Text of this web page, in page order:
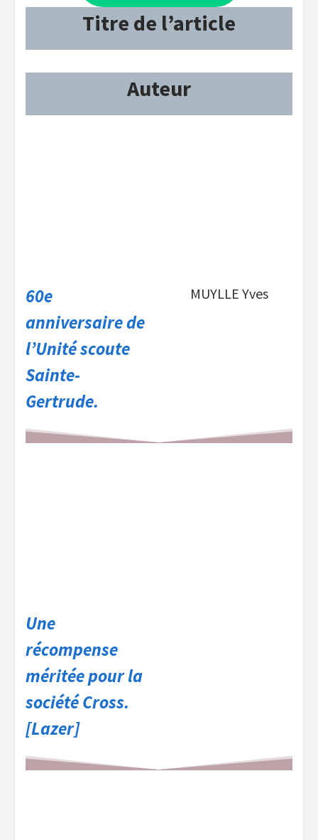
Titre de l’article
Auteur
60e
anniversaire de
l’Unité scoute
Sainte-
Gertrude.
MUYLLE Yves
Une
récompense
méritée pour la
société Cross.
[Lazer]